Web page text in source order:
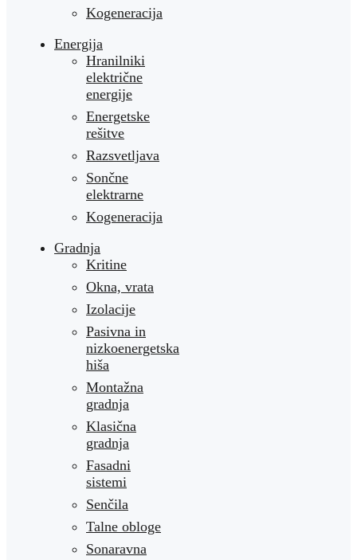
Kogeneracija
Energija
Hranilniki
električne
energije
Energetske
rešitve
Razsvetljava
Sončne
elektrarne
Kogeneracija
Gradnja
Kritine
Okna, vrata
Izolacije
Pasivna in
nizkoenergetska
hiša
Montažna
gradnja
Klasična
gradnja
Fasadni
sistemi
Senčila
Talne obloge
Sonaravna